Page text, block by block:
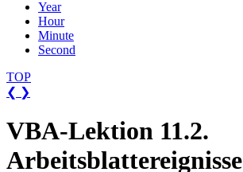
Year
Hour
Minute
Second
TOP
❮ ❯
VBA-Lektion 11.2.
Arbeitsblattereignisse